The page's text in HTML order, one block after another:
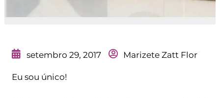
setembro 29, 2017 Marizete Zatt Flor
Eu sou único!